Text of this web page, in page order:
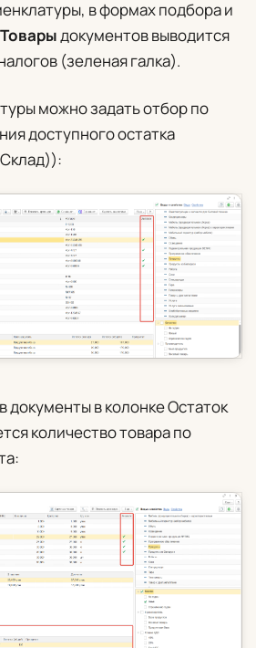
в формах подбора и
Товары документов выводится
(зеленая галка).
можно задать отбор по
доступного остатка
документы в колонке Остаток
количество товара по